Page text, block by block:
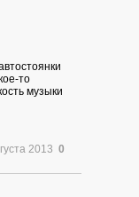
то
музыки
2013 0